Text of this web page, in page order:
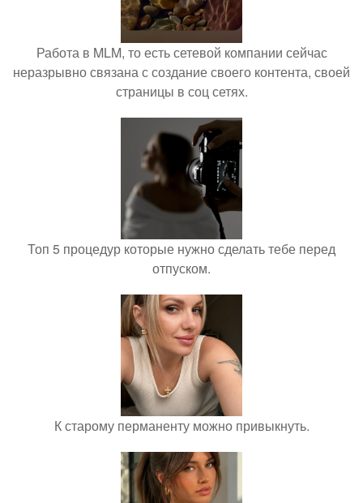
Работа в MLM, то есть сетевой компании сейчас
неразрывно связана с создание своего контента, своей
страницы в соц сетях.
Топ 5 процедур которые нужно сделать тебе перед
отпуском.
К старому перманенту можно привыкнуть.